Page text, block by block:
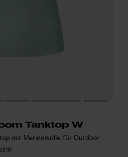
Tanktop W
mit Merinowolle für Outdoor